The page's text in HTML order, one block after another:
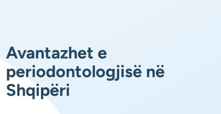
Avantazhet e
periodontologjisë në
Shqipëri